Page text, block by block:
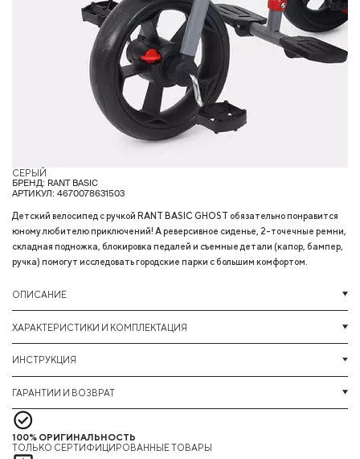
СЕРЫЙ
БРЕНД: RANT BASIC
АРТИКУЛ: 4670078631503
Детский велосипед с ручкой RANT BASIC GHOST обязательно понравится
юному любителю приключений! А реверсивное сиденье, 2-точечные ремни,
складная подножка, блокировка педалей и съемные детали (капор, бампер,
ручка) помогут исследовать городские парки с большим комфортом.
ОПИСАНИЕ
ХАРАКТЕРИСТИКИ И КОМПЛЕКТАЦИЯ
ИНСТРУКЦИЯ
ГАРАНТИИ И ВОЗВРАТ
100% ОРИГИНАЛЬНОСТЬ
ТОЛЬКО СЕРТИФИЦИРОВАННЫЕ ТОВАРЫ